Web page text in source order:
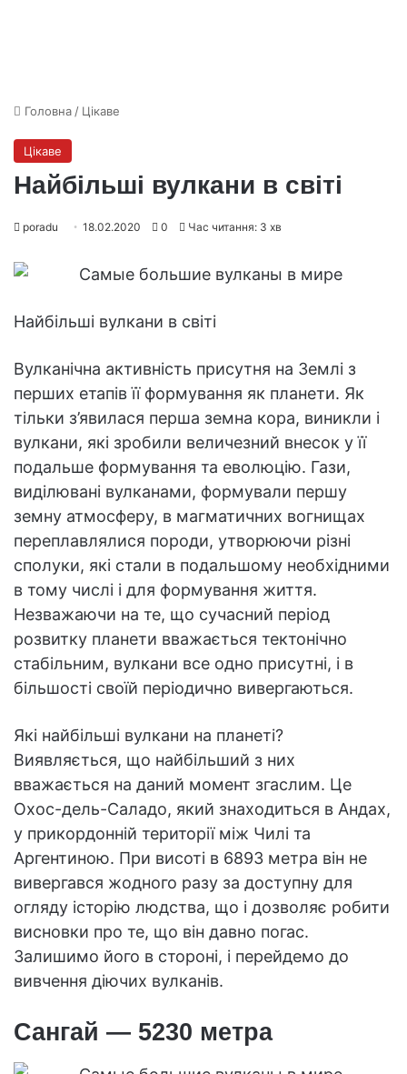
Головна / Цікаве
Цікаве
Найбільші вулкани в світі
poradu 18.02.2020 0 Час читання: 3 хв
Найбільші вулкани в світі
Вулканічна активність присутня на Землі з
перших етапів її формування як планети. Як
тільки з’явилася перша земна кора, виникли і
вулкани, які зробили величезний внесок у її
подальше формування та еволюцію. Гази,
виділювані вулканами, формували першу
земну атмосферу, в магматичних вогнищах
переплавлялися породи, утворюючи різні
сполуки, які стали в подальшому необхідними
в тому числі і для формування життя.
Незважаючи на те, що сучасний період
розвитку планети вважається тектонічно
стабільним, вулкани все одно присутні, і в
більшості своїй періодично вивергаються.
Які найбільші вулкани на планеті?
Виявляється, що найбільший з них
вважається на даний момент згаслим. Це
Охос-дель-Саладо, який знаходиться в Андах,
у прикордонній території між Чилі та
Аргентиною. При висоті в 6893 метра він не
вивергався жодного разу за доступну для
огляду історію людства, що і дозволяє робити
висновки про те, що він давно погас.
Залишимо його в стороні, і перейдемо до
вивчення діючих вулканів.
Сангай — 5230 метра